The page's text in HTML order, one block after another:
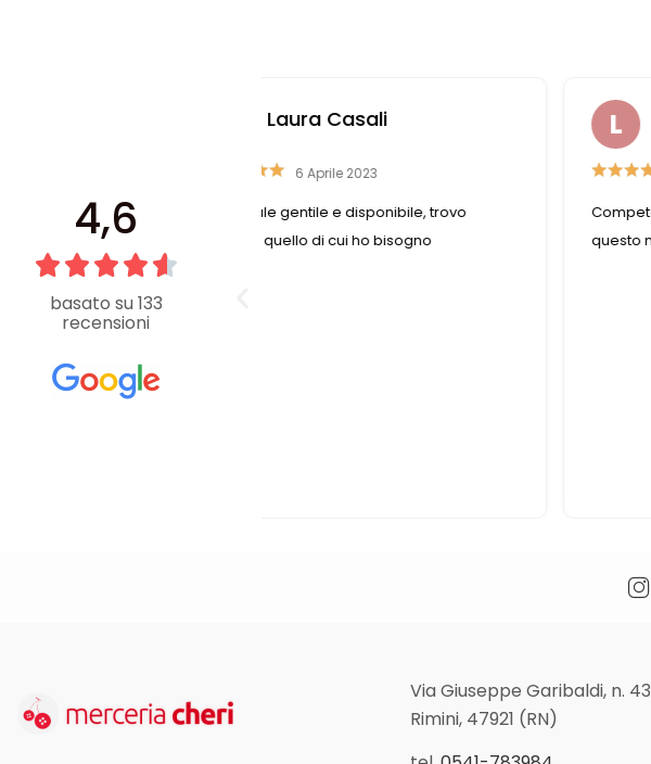
4,6
basato su 133
recensioni
e disponibile, trovo
cui ho bisogno
Liviana Antolini
Competenza e gentilezza caratterizzano
questo negozio fornitissimo nel suo genere.
Via Giuseppe Garibaldi, n. 43
Rimini, 47921 (RN)